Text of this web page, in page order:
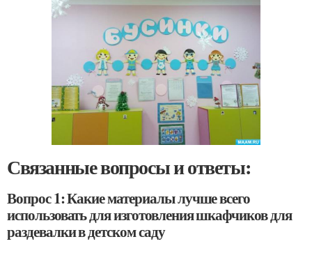
Связанные вопросы и ответы:
Вопрос 1: Какие материалы лучше всего
использовать для изготовления шкафчиков для
раздевалки в детском саду